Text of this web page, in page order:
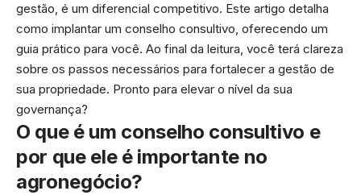
gestão, é um diferencial competitivo. Este artigo detalha
como implantar um conselho consultivo, oferecendo um
guia prático para você. Ao final da leitura, você terá clareza
sobre os passos necessários para fortalecer a gestão de
sua propriedade. Pronto para elevar o nível da sua
governança?
O que é um conselho consultivo e
por que ele é importante no
agronegócio?